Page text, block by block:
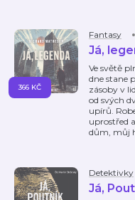
Fantasy
Já,
Ve světě
dne stane
zásoby v
od svých
upírů.
uprostřed
dům, můj
366 KČ
Detektivky
Já,